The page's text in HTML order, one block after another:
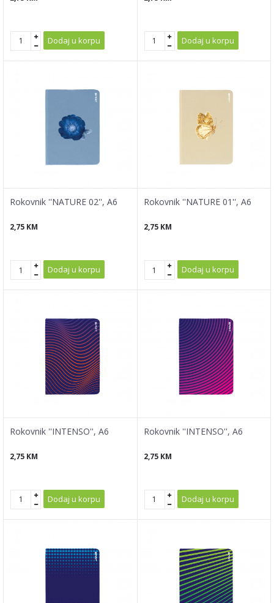
Dodaj u korpu Dodaj u korpu
Rokovnik ''NATURE 02'', A6
2,75 KM
Dodaj u korpu
Rokovnik ''NATURE 01'', A6
2,75 KM
Dodaj u korpu
Rokovnik ''INTENSO'', A6
2,75 KM
Dodaj u korpu
Rokovnik ''INTENSO'', A6
2,75 KM
Dodaj u korpu